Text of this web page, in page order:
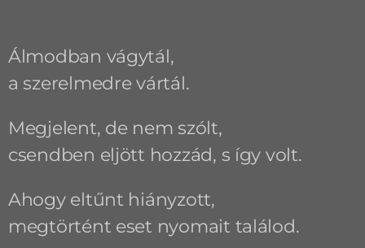
Álmodban vágytál,
a szerelmedre vártál.
Megjelent, de nem szólt,
csendben eljött hozzád, s így volt.
Ahogy eltűnt hiányzott,
megtörtént eset nyomait találod.